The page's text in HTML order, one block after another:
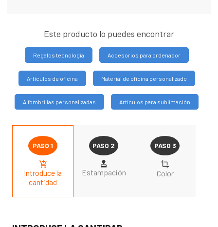
Este producto lo puedes encontrar
Regalos tecnología Accesorios para ordenador
Artículos de oficina Material de oficina personalizado
Alfombrillas personalizadas Artículos para sublimación
Introduce la
cantidad
Estampación Color